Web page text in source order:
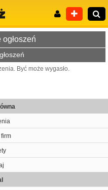
Być może wygasło.